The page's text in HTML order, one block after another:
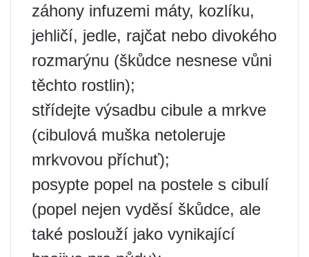
záhony infuzemi máty, kozlíku,
jehličí, jedle, rajčat nebo divokého
rozmarýnu (škůdce nesnese vůni
těchto rostlin);
střídejte výsadbu cibule a mrkve
(cibulová muška netoleruje
mrkvovou příchuť);
posypte popel na postele s cibulí
(popel nejen vyděsí škůdce, ale
také poslouží jako vynikající